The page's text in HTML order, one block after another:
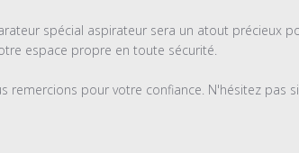
spécial aspirateur sera un atout précieux
espace propre en toute sécurité.
remercions pour votre confiance. N'hésitez pas